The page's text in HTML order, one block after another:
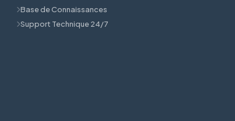
Base de Connaissances
Support Technique 24/7